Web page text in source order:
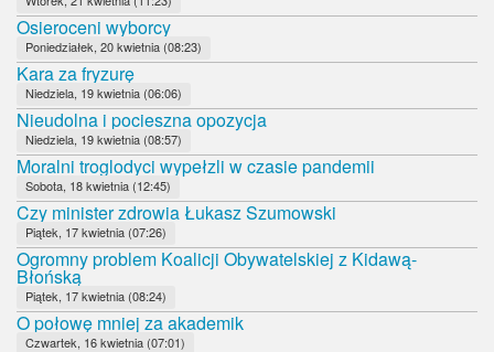
Osieroceni wyborcy
Poniedziałek, 20 kwietnia (08:23)
Kara za fryzurę
Niedziela, 19 kwietnia (06:06)
Nieudolna i pocieszna opozycja
Niedziela, 19 kwietnia (08:57)
Moralni troglodyci wypełzli w czasie pandemii
Sobota, 18 kwietnia (12:45)
Czy minister zdrowia Łukasz Szumowski
Piątek, 17 kwietnia (07:26)
Ogromny problem Koalicji Obywatelskiej z Kidawą-
Błońską
Piątek, 17 kwietnia (08:24)
O połowę mniej za akademik
Czwartek, 16 kwietnia (07:01)